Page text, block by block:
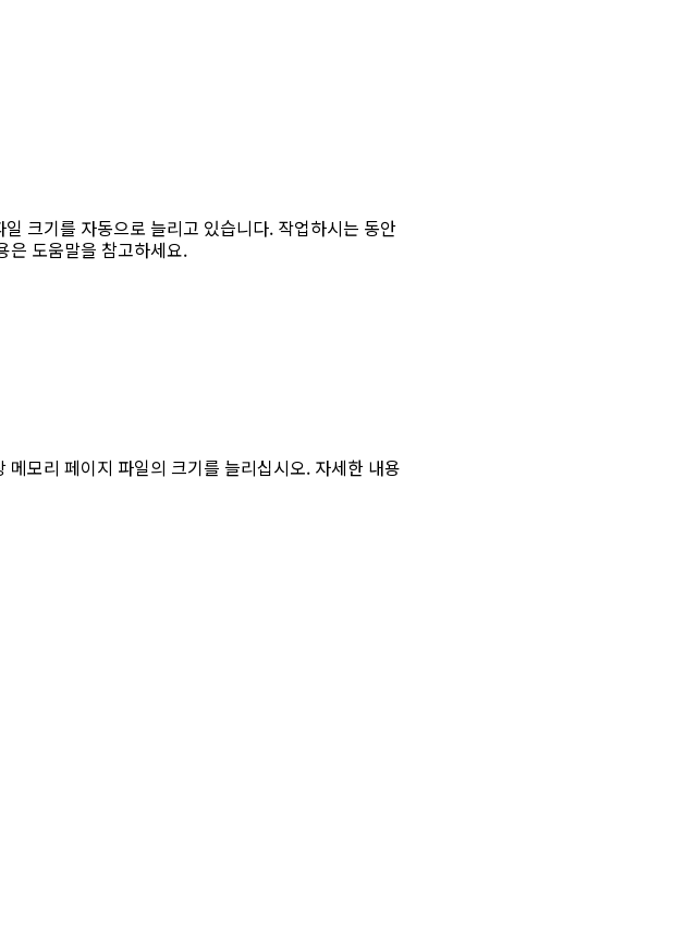
크기를 자동으로 늘리고 있습니다. 작업하시는 동안
은 도움말을 참고하세요.
모리 페이지 파일의 크기를 늘리십시오. 자세한 내용